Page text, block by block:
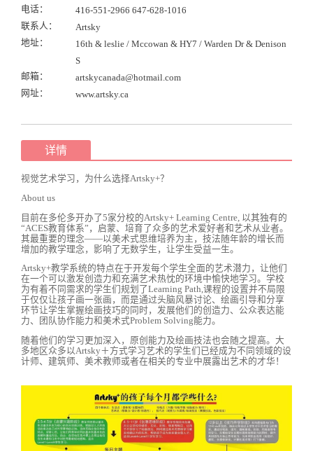
电话：
416-551-2966 647-628-1016
联系人：
Artsky
地址：
16th & leslie / Mccowan & HY7 / Warden Dr & Denison
S
邮箱：
artskycanada@hotmail.com
网址：
www.artsky.ca
详情
视觉艺术学习，为什么选择Artsky+？
About us
目前在多伦多开办了5家分校的Artsky+ Learning Centre, 以其独有的
“ACES教育体系”，启蒙、培育了众多的艺术爱好者和艺术从业者。
其最重要的理念——以美术式思维培养为主，技法随年龄的增长而
增加的教学理念，影响了无数学生，让学生受益一生。
Artsky+教学系统的特点在于开发每个学生全面的艺术潜力，让他们
在一个可以激发创造力和充满艺术热忱的环境中愉快地学习。学校
为有着不同需求的学生们规划了Learning Path,课程的设置并不局限
于仅仅让孩子画一张画，而是通过头脑风暴讨论、绘画引导和分享
环节让学生掌握绘画技巧的同时，发展他们的创造力、公众表达能
力、团队协作能力和美术式Problem Solving能力。
随着他们的学习更加深入，原创能力及绘画技法也会随之提高。大
多地区众多以Artsky＋方式学习艺术的学生们已经成为不同领域的设
计师、建筑师、美术教师或者在相关的专业中展露出艺术的才华！